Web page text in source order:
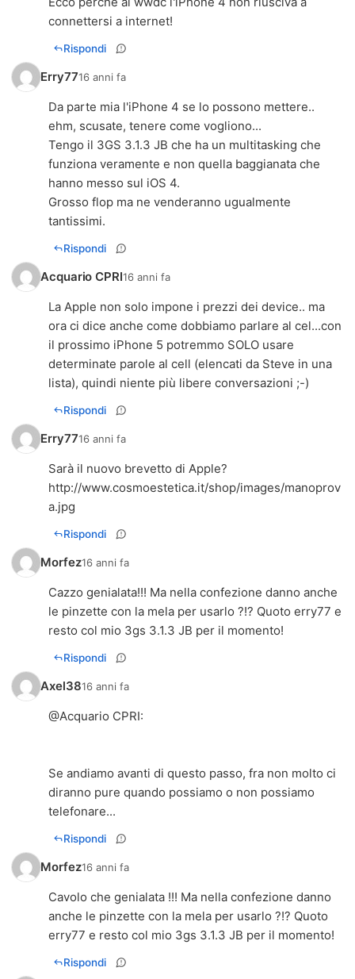
connettersi a internet!
Rispondi
Erry7716 anni fa
Da parte mia l'iPhone 4 se lo possono mettere..
ehm, scusate, tenere come vogliono...
Tengo il 3GS 3.1.3 JB che ha un multitasking che
funziona veramente e non quella baggianata che
hanno messo sul iOS 4.
Grosso flop ma ne venderanno ugualmente
tantissimi.
Rispondi
Acquario CPRI16 anni fa
La Apple non solo impone i prezzi dei device.. ma
ora ci dice anche come dobbiamo parlare al cel...con
il prossimo iPhone 5 potremmo SOLO usare
determinate parole al cell (elencati da Steve in una
lista), quindi niente più libere conversazioni ;-)
Rispondi
Erry7716 anni fa
Sarà il nuovo brevetto di Apple?
http://www.cosmoestetica.it/shop/images/manoprov
a.jpg
Rispondi
Morfez16 anni fa
Cazzo genialata!!! Ma nella confezione danno anche
le pinzette con la mela per usarlo ?!? Quoto erry77 e
resto col mio 3gs 3.1.3 JB per il momento!
Rispondi
Axel3816 anni fa
@Acquario CPRI:
Se andiamo avanti di questo passo, fra non molto ci
diranno pure quando possiamo o non possiamo
telefonare...
Rispondi
Morfez16 anni fa
Cavolo che genialata !!! Ma nella confezione danno
anche le pinzette con la mela per usarlo ?!? Quoto
erry77 e resto col mio 3gs 3.1.3 JB per il momento!
Rispondi